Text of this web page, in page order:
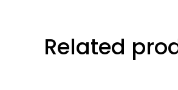
Related